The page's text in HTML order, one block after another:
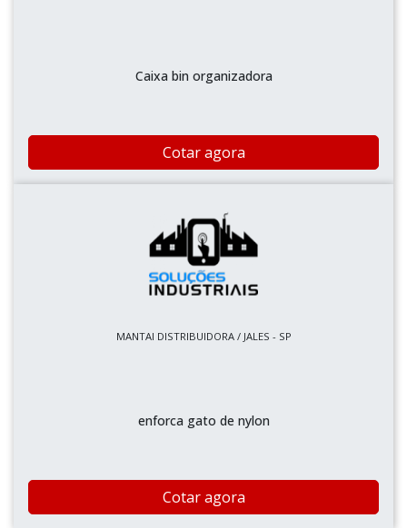
Caixa bin organizadora
Cotar agora
MANTAI DISTRIBUIDORA / JALES - SP
enforca gato de nylon
Cotar agora